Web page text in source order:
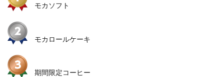
モカソフト
モカロールケーキ
期間限定コーヒー